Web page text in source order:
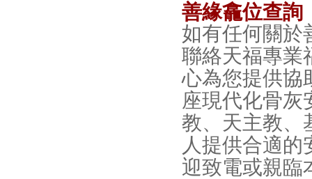
善緣龕位查詢
如有任何關於
聯絡天福專業
心為您提供協
座現代化骨灰
教、天主教、
人提供合適
迎致電或親臨